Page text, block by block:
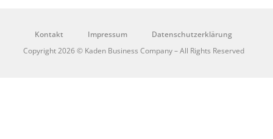
Kontakt Impressum
Datenschutzerklärung
Copyright 2026 © Kaden Business Company – All Rights Reserved